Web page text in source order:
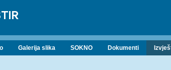
Galerija slika SOKNO Dokumenti